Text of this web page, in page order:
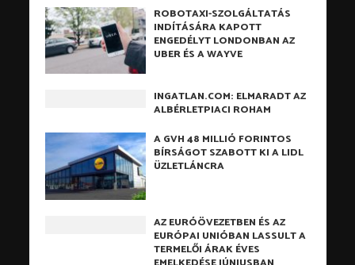
ROBOTAXI-SZOLGÁLTATÁS
INDÍTÁSÁRA KAPOTT
ENGEDÉLYT LONDONBAN AZ
UBER ÉS A WAYVE
INGATLAN.COM: ELMARADT AZ
ALBÉRLETPIACI ROHAM
A GVH 48 MILLIÓ FORINTOS
BÍRSÁGOT SZABOTT KI A LIDL
ÜZLETLÁNCRA
AZ EURÓÖVEZETBEN ÉS AZ
EURÓPAI UNIÓBAN LASSULT A
TERMELŐI ÁRAK ÉVES